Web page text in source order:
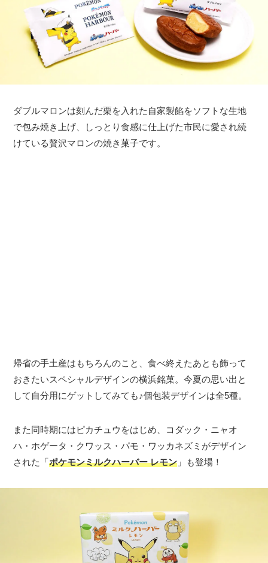
ダブルマロンは刻んだ栗を入れた自家製餡をソフトな生地
で包み焼き上げ、しっとり食感に仕上げた市民に愛され続
けている贅沢マロンの焼き菓子です。
帰省の手土産はもちろんのこと、食べ終えたあとも飾って
おきたいスペシャルデザインの横浜銘菓。今夏の思い出と
して自分用にゲットしてみても♪個包装デザインは全5種。
また同時期にはピカチュウをはじめ、コダック・ニャオ
ハ・ホゲータ・クワッス・パモ・ワッカネズミがデザイン
された「ポケモンミルクハーバー レモン 」も登場！